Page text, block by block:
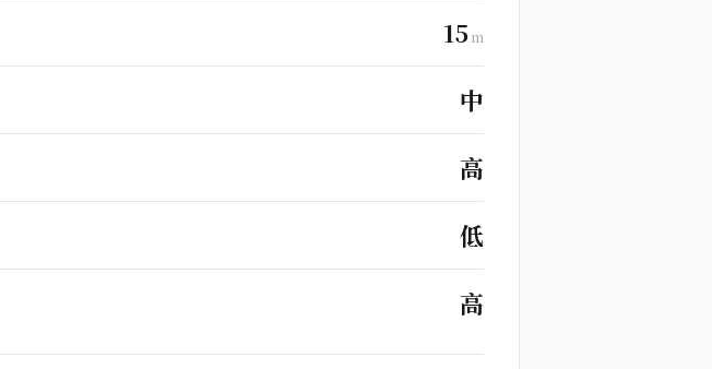
15 m
中
高
低
高